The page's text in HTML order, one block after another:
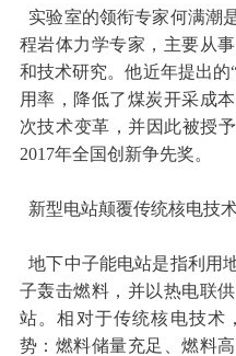
实验室的领衔专家何满潮
程岩体力学专家，主要从
和技术研究。他近年提出的
用率，降低了煤炭开采成
次技术变革，并因此被授
2017年全国创新争先奖。
新型电站颠覆传统核电技
地下中子能电站是指利用
子轰击燃料，并以热电联
站。相对于传统核电技术
势：燃料储量充足、燃料